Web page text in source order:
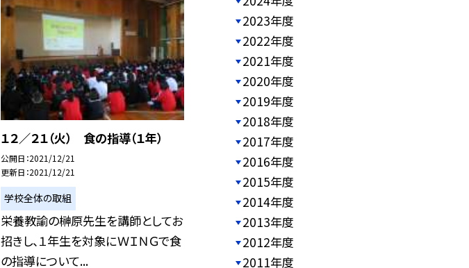
１２／２１（火） 食の指導（１年）
公開日 2021/12/21
更新日 2021/12/21
学校全体の取組
栄養教諭の榊原先生を講師としてお
招きし、１年生を対象にＷＩＮＧで食
の指導について...
2023年度
2022年度
2021年度
2020年度
2019年度
2018年度
2017年度
2016年度
2015年度
2014年度
2013年度
2012年度
2011年度